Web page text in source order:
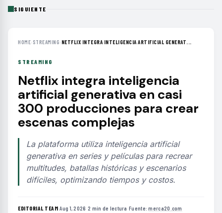
SIGUIENTE
HOME› STREAMING› NETFLIX INTEGRA INTELIGENCIA ARTIFICIAL GENERAT...
STREAMING
Netflix integra inteligencia
artificial generativa en casi
300 producciones para crear
escenas complejas
La plataforma utiliza inteligencia artificial
generativa en series y películas para recrear
multitudes, batallas históricas y escenarios
difíciles, optimizando tiempos y costos.
EDITORIAL TEAM·Aug 1, 2026 ·2 min de lectura ·Fuente:merca20.com